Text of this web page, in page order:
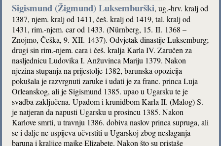
Sigismund (Žigmund) Luksemburški, ug.-hrv. kralj od
1387, njem. kralj od 1411, češ. kralj od 1419, tal. kralj od
1431, rim.-njem. car od 1433. (Nürnberg, 15. II. 1368 –
Znojmo, Češka, 9. XII. 1437). Odvjetak dinastije Luksemburg;
drugi sin rim.-njem. cara i češ. kralja Karla IV. Zaručen za
nasljednicu Ludovika I. Anžuvinca Mariju 1379. Nakon
njezina stupanja na prijestolje 1382, barunska opozicija
pokušala je razvrgnuti zaruke i udati je za franc. princa Luja
Orleanskog, ali je Sigismund 1385. upao u Ugarsku te je
svadba zaključena. Upadom i krunidbom Karla II. (Malog) S.
je natjeran da napusti Ugarsku u prosincu 1385. Nakon
Karlove smrti, u travnju 1386. dobiva naslov princa supruga, ali
se i dalje ne uspijeva učvrstiti u Ugarskoj zbog neslaganja
baruna i kraljice majke Elizabete. Nakon što su pristaše